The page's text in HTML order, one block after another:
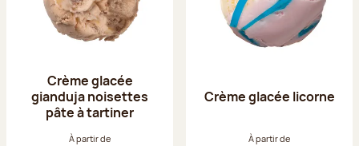
Crème glacée
gianduja noisettes
pâte à tartiner
À partir de
Crème glacée licorne
À partir de